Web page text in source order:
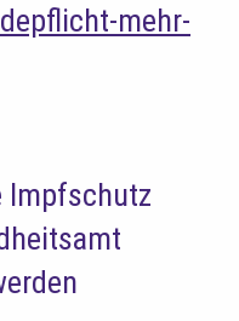
mehr-
Impfschutz